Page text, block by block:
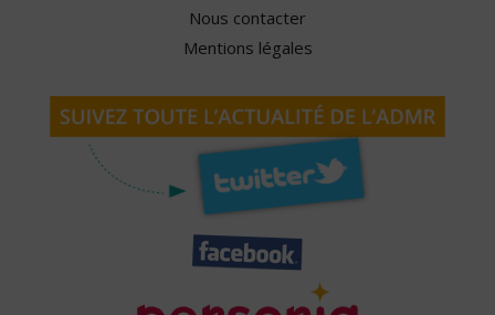
Nous contacter
Mentions légales